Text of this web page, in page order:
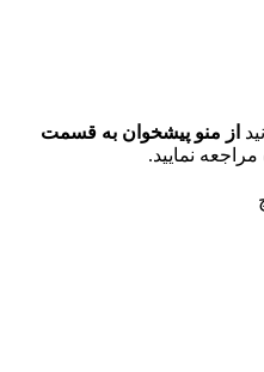
از منو پیشخوان به قسمت
مراجعه نمایید.